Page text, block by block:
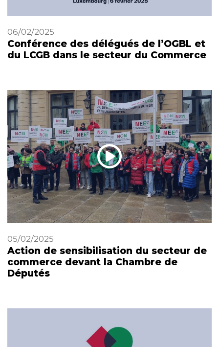
06/02/2025
Conférence des délégués de l’OGBL et
du LCGB dans le secteur du Commerce
05/02/2025
Action de sensibilisation du secteur de
commerce devant la Chambre de
Députés